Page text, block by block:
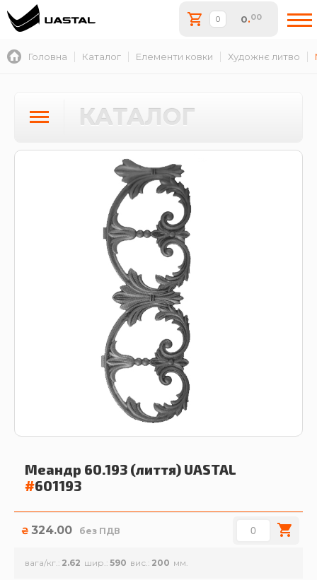
0.00
Головна Каталог Елементи ковки Художнє литво
КАТАЛОГ
Меандр 60.193 (лиття) UASTAL
#601193
₴ 324.00 без ПДВ
вага/кг. 2.62 шир. 590 вис. 200